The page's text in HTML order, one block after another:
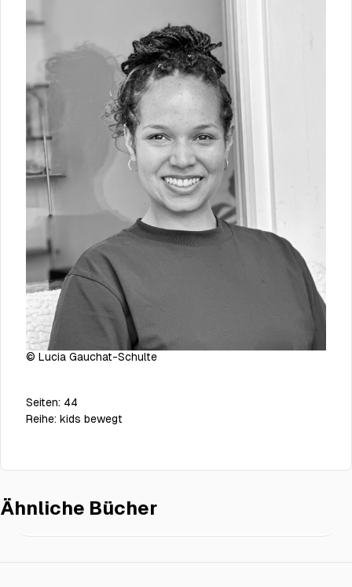
© Lucia Gauchat-Schulte
Seiten: 44
Reihe: kids bewegt
Ähnliche Bücher